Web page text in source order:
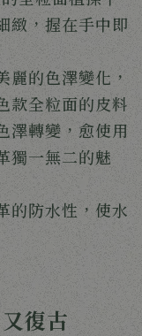
緻，握在手中即
麗的色澤變化，
款全粒面的皮料
澤轉變，愈使用
獨一無二的魅
的防水性，使水
復古